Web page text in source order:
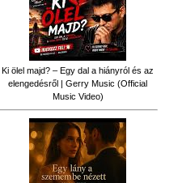
Ki ölel majd? – Egy dal a hiányról és az
elengedésről | Gerry Music (Official
Music Video)